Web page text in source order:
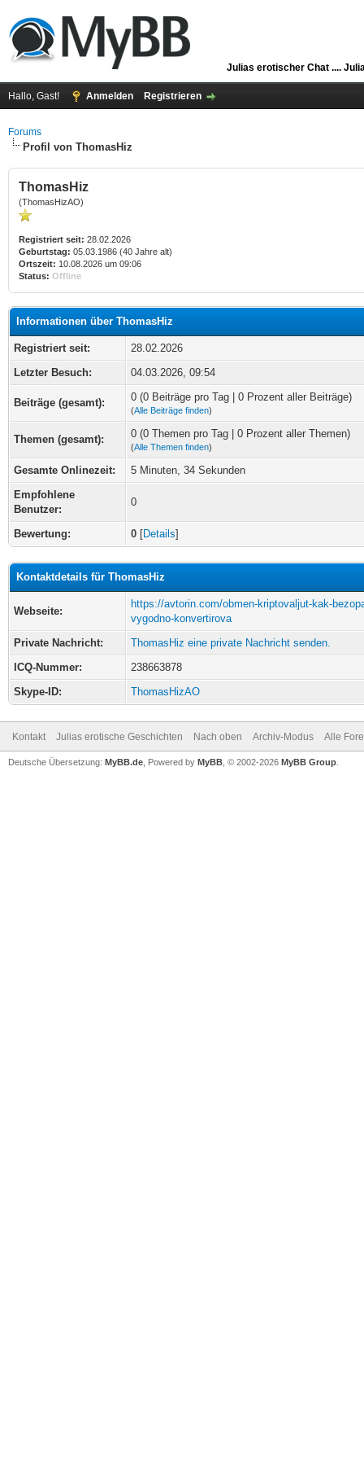
Julias erotischer Chat ....
Hallo, Gast! Anmelden Registrieren
Forums
Profil von ThomasHiz
ThomasHiz
(ThomasHizAO)
Registriert seit: 28.02.2026
Geburtstag: 05.03.1986 (40 Jahre alt)
Ortszeit: 10.08.2026 um 09:06
Status: Offline
Informationen über ThomasHiz
Registriert seit:
28.02.2026
Letzter Besuch:
04.03.2026, 09:54
Beiträge (gesamt): 0 (0 Beiträge pro Tag | 0 Prozent aller Beiträge)
(Alle Beiträge finden)
Themen (gesamt): 0 (0 Themen pro Tag | 0 Prozent aller Themen)
(Alle Themen finden)
Gesamte Onlinezeit:
5 Minuten, 34 Sekunden
Empfohlene
Benutzer:
0
Bewertung: 0 [Details]
Kontaktdetails für ThomasHiz
Webseite:
https://avtorin.com/obmen-kriptovaljut-kak-
vygodno-konvertirova
Private Nachricht:
ThomasHiz eine private Nachricht senden.
ICQ-Nummer:
238663878
Skype-ID:
ThomasHizAO
Kontakt Julias erotische Geschichten Nach oben Archiv-Modus Alle
Deutsche Übersetzung: MyBB.de , Powered by MyBB , © 2002-2026 MyBB Group